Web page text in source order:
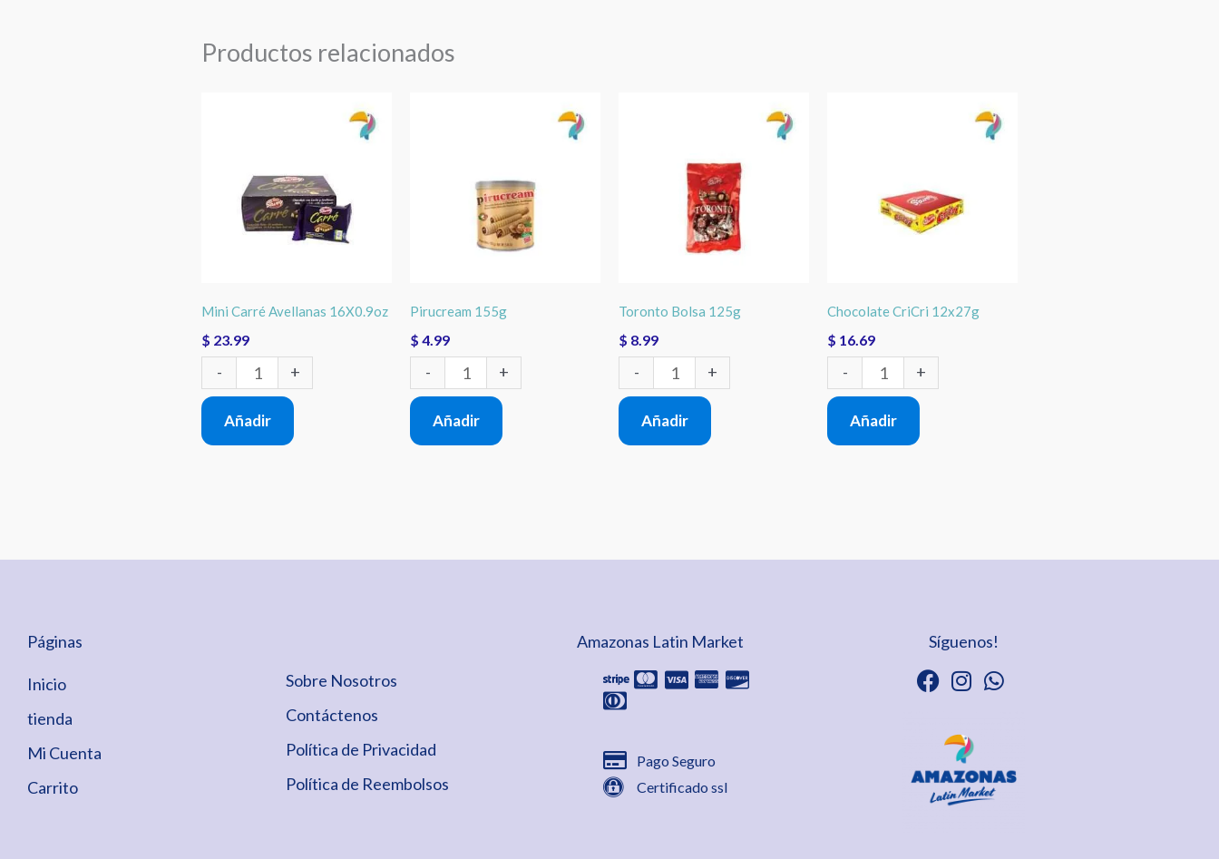
Productos relacionados
Mini Carré Avellanas 16X0.9oz
$ 23.99
-
16X0.9oz
cantidad
+
Añadir
Pirucream 155g
$ 4.99
- +
Añadir
Toronto Bolsa 125g
$ 8.99
- +
Añadir
Chocolate CriCri 12x27g
$ 16.69
-
cantidad
+
Añadir
Páginas
Inicio
tienda
Mi Cuenta
Carrito
Sobre Nosotros
Contáctenos
Política de Privacidad
Política de Reembolsos
Amazonas Latin Market
Pago Seguro
Certificado ssl
Síguenos!